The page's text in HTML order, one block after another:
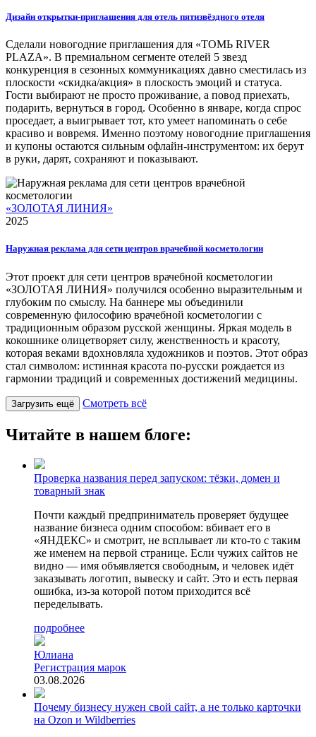
Дизайн открытки-приглашения для отель пятизвёздного отеля
Сделали новогодние приглашения для «ТОМЬ RIVER
PLAZA». В премиальном сегменте отелей 5 звезд
конкуренция в сезонных коммуникациях давно сместилась из
плоскости «скидка/акция» в плоскость эмоций и статуса.
Гости выбирают не просто проживание, а повод приехать,
подарить, вернуться в город. Особенно в январе, когда спрос
проседает, а выигрывает тот, кто умеет напоминать о себе
красиво и вовремя. Именно поэтому новогодние приглашения
и купоны остаются сильным офлайн-инструментом: их берут
в руки, дарят, сохраняют и показывают.
«ЗОЛОТАЯ ЛИНИЯ»
2025
Наружная реклама для сети центров врачебной косметологии
Этот проект для сети центров врачебной косметологии
«ЗОЛОТАЯ ЛИНИЯ» получился особенно выразительным и
глубоким по смыслу. На баннере мы объединили
современную философию врачебной косметологии с
традиционным образом русской женщины. Яркая модель в
кокошнике олицетворяет силу, женственность и красоту,
которая веками вдохновляла художников и поэтов. Этот образ
стал символом: истинная красота по-русски рождается из
гармонии традиций и современных достижений медицины.
Загрузить ещё Смотреть всё
Читайте в нашем блоге:
Проверка названия перед запуском: тёзки, домен и
товарный знак
Почти каждый предприниматель проверяет будущее
название бизнеса одним способом: вбивает его в
«ЯНДЕКС» и смотрит, не всплывает ли кто-то с таким
же именем на первой странице. Если чужих сайтов не
видно — имя объявляется свободным, и человек идёт
заказывать логотип, вывеску и сайт. Это и есть первая
ошибка, из-за которой потом приходится всё
переделывать.
подробнее
Юлиана
Регистрация марок
03.08.2026
Почему бизнесу нужен свой сайт, а не только карточки
на Ozon и Wildberries